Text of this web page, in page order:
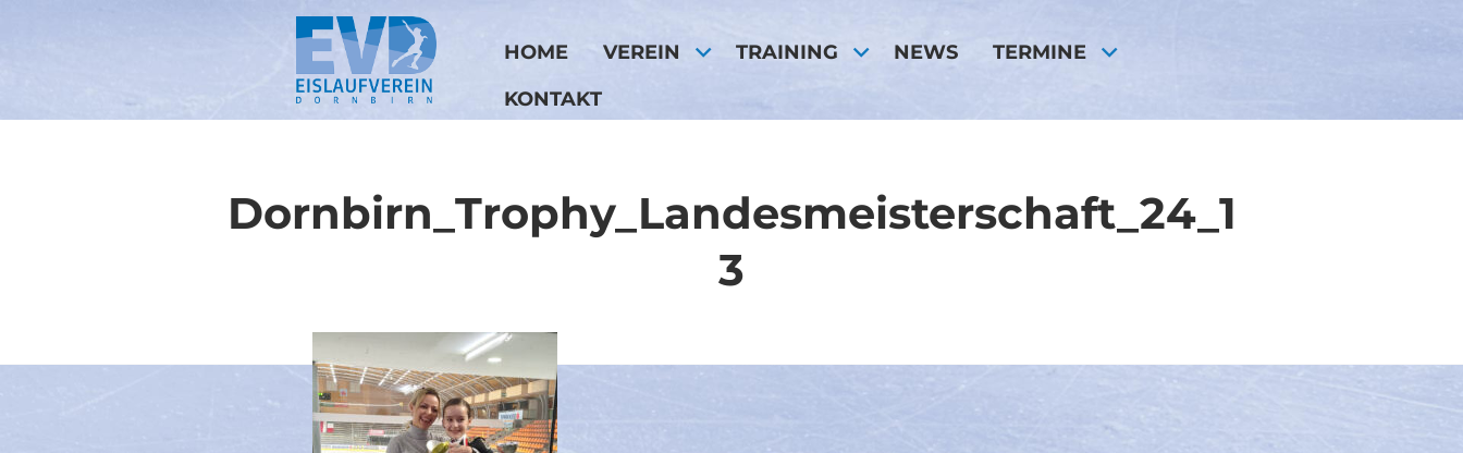
HOME VEREIN TRAINING NEWS TERMINE
KONTAKT
Dornbirn_Trophy_Landesmeisterschaft_24_1
3